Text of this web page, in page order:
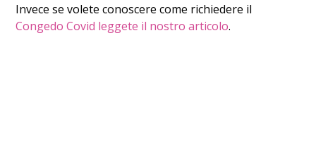
Invece se volete conoscere come richiedere il
Congedo Covid leggete il nostro articolo.